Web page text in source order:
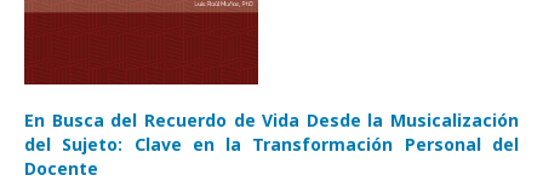
En Busca del Recuerdo de Vida Desde la Musicalización
del Sujeto: Clave en la Transformación Personal del
Docente